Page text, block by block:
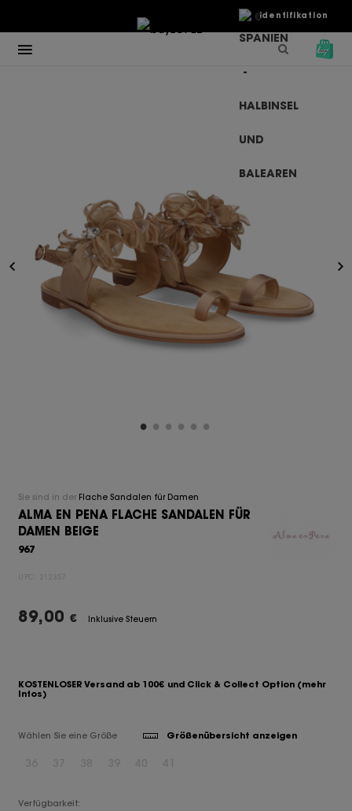
Identifikation
€
Sie sind in der Flache Sandalen für Damen
ALMA EN PENA FLACHE SANDALEN FÜR
DAMEN BEIGE
967
UPC: 212357
89,00 € Inklusive Steuern
KOSTENLOSER Versand ab 100€ und Click & Collect Option (mehr
Infos)
Wählen Sie eine Größe Größenübersicht anzeigen
Verfügbarkeit: